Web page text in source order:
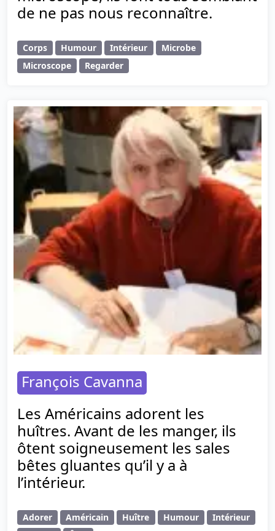
de ne pas nous reconnaître.
Corps Humour Intérieur
Microbe
Microscope
Regarder
François Cavanna
Les Américains adorent les
huîtres. Avant de les manger, ils
ôtent soigneusement les sales
bêtes gluantes qu’il y a à
l’intérieur.
Adorer Américain Huître Humour
Intérieur